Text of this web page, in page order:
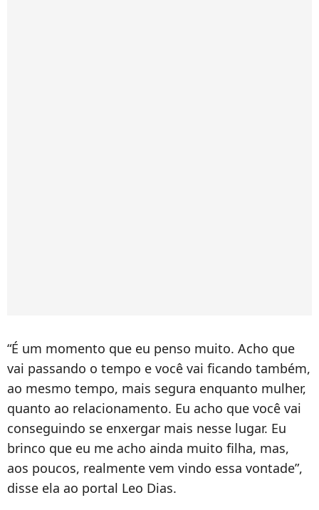
“É um momento que eu penso muito. Acho que
vai passando o tempo e você vai ficando também,
ao mesmo tempo, mais segura enquanto mulher,
quanto ao relacionamento. Eu acho que você vai
conseguindo se enxergar mais nesse lugar. Eu
brinco que eu me acho ainda muito filha, mas,
aos poucos, realmente vem vindo essa vontade”,
disse ela ao portal Leo Dias.